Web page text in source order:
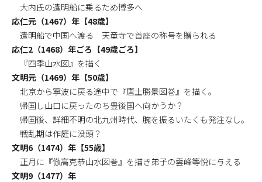
大内氏の遣明船に乗るため博多へ
応仁元（1467）年【48歳】
遣明船で中国へ渡る 天童寺で首座の称号を贈られる
応仁2（1468）年ごろ【49歳ごろ】
『四季山水図』を描く
文明元（1469）年【50歳】
北京から寧波に戻る途中で『唐土勝景図巻』を描く。
帰国し山口に戻ったのち豊後国へ向かうか？
帰国後、詳細不明の北九州時代、腕を振るいたくも発注なし。
戦乱期は作庭に没頭？
文明6（1474）年【55歳】
正月に『倣高克恭山水図巻』を描き弟子の雲峰等悦に与える
文明9（1477）年